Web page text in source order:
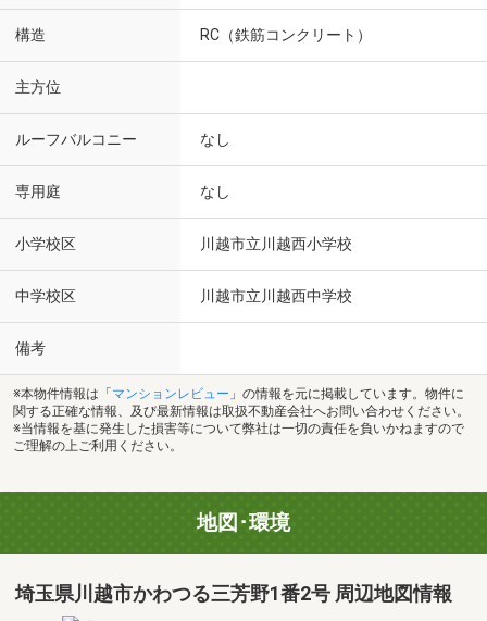
構造 RC（鉄筋コンクリート）
主方位
ルーフバルコニー なし
専用庭 なし
小学校区 川越市立川越西小学校
中学校区 川越市立川越西中学校
備考
※本物件情報は「 マンションレビュー 」の情報を元に掲載しています。物件に
関する正確な情報、及び最新情報は取扱不動産会社へお問い合わせください。
※当情報を基に発生した損害等について弊社は一切の責任を負いかねますので
ご理解の上ご利用ください。
地図･環境
埼玉県川越市かわつる三芳野1番2号 周辺地図情報